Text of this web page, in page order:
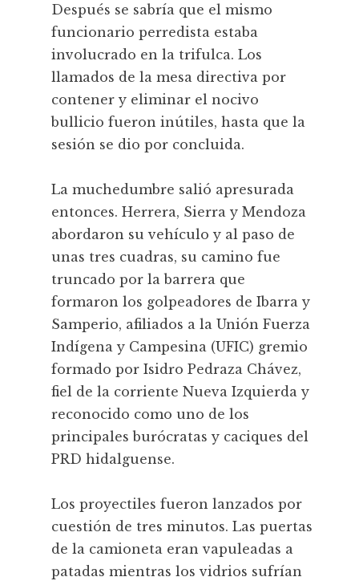
Después se sabría que el mismo
funcionario perredista estaba
involucrado en la trifulca. Los
llamados de la mesa directiva por
contener y eliminar el nocivo
bullicio fueron inútiles, hasta que la
sesión se dio por concluida.
La muchedumbre salió apresurada
entonces. Herrera, Sierra y Mendoza
abordaron su vehículo y al paso de
unas tres cuadras, su camino fue
truncado por la barrera que
formaron los golpeadores de Ibarra y
Samperio, afiliados a la Unión Fuerza
Indígena y Campesina (UFIC) gremio
formado por Isidro Pedraza Chávez,
fiel de la corriente Nueva Izquierda y
reconocido como uno de los
principales burócratas y caciques del
PRD hidalguense.
Los proyectiles fueron lanzados por
cuestión de tres minutos. Las puertas
de la camioneta eran vapuleadas a
patadas mientras los vidrios sufrían